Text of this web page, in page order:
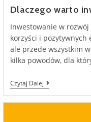
Dlaczego warto
Inwestowanie w
korzyści i pozytywnych
ale przede wszystkim
kilka powodów, dla
Czytaj DalejDlaczego
Warto